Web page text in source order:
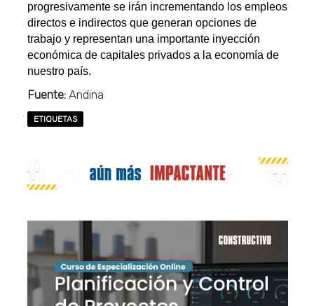
progresivamente se irán incrementando los empleos
directos e indirectos que generan opciones de
trabajo y representan una importante inyección
económica de capitales privados a la economía de
nuestro país.
Fuente: Andina
ETIQUETAS